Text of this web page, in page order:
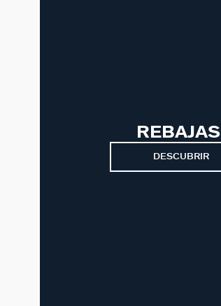
REBAJAS
DESCUBRIR